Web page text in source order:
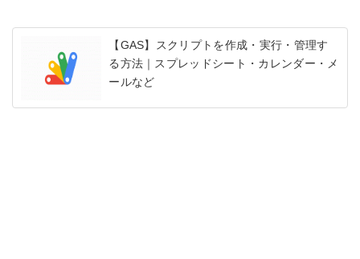
【GAS】スクリプトを作成・実行・管理す
る方法｜スプレッドシート・カレンダー・メ
ールなど